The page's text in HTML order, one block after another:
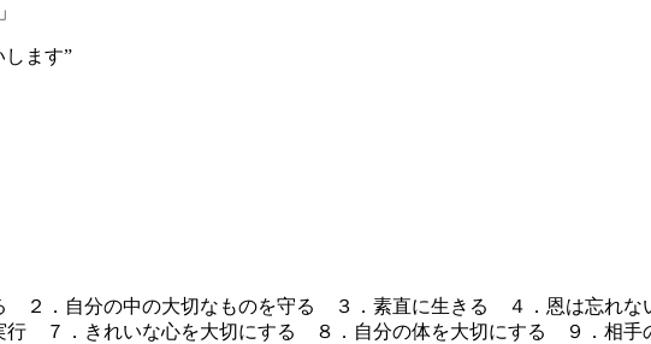
します”
２．自分の中の大切なものを守る ３．素直に生きる ４．恩は忘れな
行 ７．きれいな心を大切にする ８．自分の体を大切にする ９．